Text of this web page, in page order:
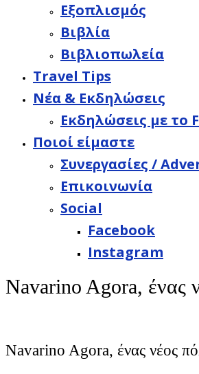
Εξοπλισμός
Βιβλία
Βιβλιοπωλεία
Travel Tips
Νέα & Εκδηλώσεις
Εκδηλώσεις με το
Ποιοί είμαστε
Συνεργασίες /
Επικοινωνία
Social
Facebook
Instagram
Navarino Agora, ένας
Navarino Agora, ένας νέος